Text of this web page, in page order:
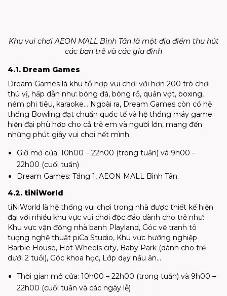
Khu vui chơi AEON MALL Bình Tân là một địa điểm thu hút
các bạn trẻ và các gia đình
4.1. Dream Games
Dream Games là khu tổ hợp vui chơi với hơn 200 trò chơi
thú vị, hấp dẫn như: bóng đá, bóng rổ, quần vợt, boxing,
ném phi tiêu, karaoke… Ngoài ra, Dream Games còn có hệ
thống Bowling đạt chuẩn quốc tế và hệ thống máy game
hiện đại phù hợp cho cả trẻ em và người lớn, mang đến
những phút giây vui chơi hết mình.
Giờ mở cửa: 10h00 – 22h00 (trong tuần) và 9h00 –
22h00 (cuối tuần)
Dream Games: Tầng 1, AEON MALL Bình Tân.
4.2. tiNiWorld
tiNiWorld là hệ thống vui chơi trong nhà được thiết kế hiện
đại với nhiều khu vực vui chơi độc đáo dành cho trẻ như:
Khu vực vận động nhà banh Playland, Góc vẽ tranh tô
tượng nghệ thuật piCa Studio, Khu vực hướng nghiệp
Barbie House, Hot Wheels city, Baby Park (dành cho trẻ
dưới 2 tuổi), Góc khoa học, Lớp dạy nấu ăn…
Thời gian mở cửa: 10h00 – 22h00 (trong tuần) và 9h00 –
22h00 (cuối tuần và các ngày lễ)